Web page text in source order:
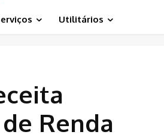
Utilitários
Renda